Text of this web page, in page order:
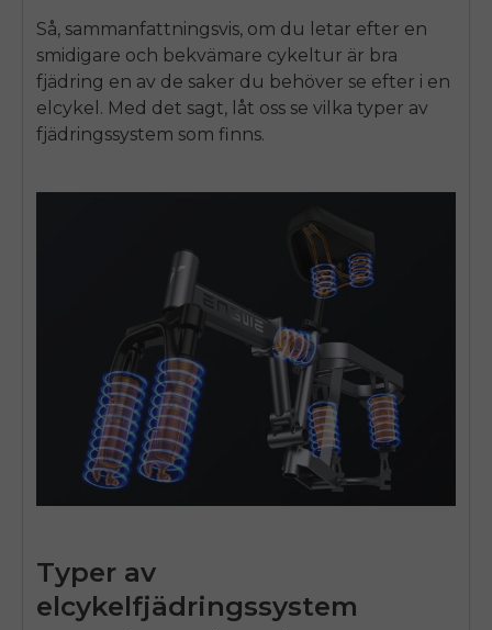
Så, sammanfattningsvis, om du letar efter en
smidigare och bekvämare cykeltur är bra
fjädring en av de saker du behöver se efter i en
elcykel. Med det sagt, låt oss se vilka typer av
fjädringssystem som finns.
Typer av
elcykelfjädringssystem